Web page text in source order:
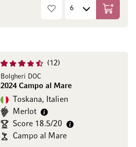
In den
12
Bolgheri DOC
2024 Campo al Mare
Toskana, Italien
Merlot
Score 18.5/20
Campo al Mare